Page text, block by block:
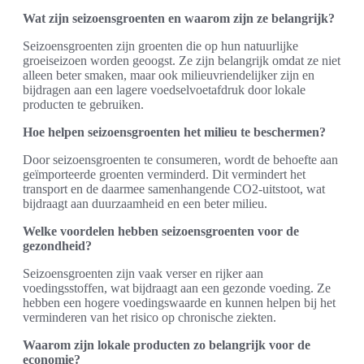
Wat zijn seizoensgroenten en waarom zijn ze belangrijk?
Seizoensgroenten zijn groenten die op hun natuurlijke
groeiseizoen worden geoogst. Ze zijn belangrijk omdat ze niet
alleen beter smaken, maar ook milieuvriendelijker zijn en
bijdragen aan een lagere voedselvoetafdruk door lokale
producten te gebruiken.
Hoe helpen seizoensgroenten het milieu te beschermen?
Door seizoensgroenten te consumeren, wordt de behoefte aan
geïmporteerde groenten verminderd. Dit vermindert het
transport en de daarmee samenhangende CO2-uitstoot, wat
bijdraagt aan duurzaamheid en een beter milieu.
Welke voordelen hebben seizoensgroenten voor de
gezondheid?
Seizoensgroenten zijn vaak verser en rijker aan
voedingsstoffen, wat bijdraagt aan een gezonde voeding. Ze
hebben een hogere voedingswaarde en kunnen helpen bij het
verminderen van het risico op chronische ziekten.
Waarom zijn lokale producten zo belangrijk voor de
economie?